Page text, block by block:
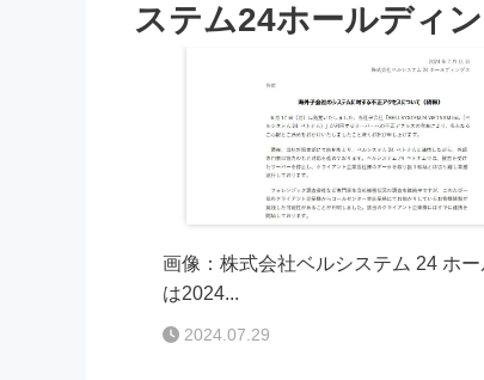
ステム24ホールディ
画像：株式会社ベルシステム 24 ホ
は2024...
2024.07.29